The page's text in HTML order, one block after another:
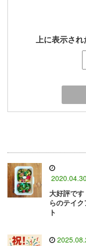
上に表示さ
2020.04.30
大好評です
らのテイク
ト